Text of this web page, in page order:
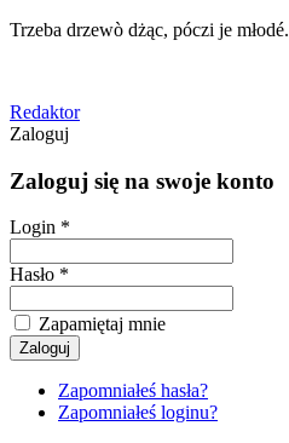
Trzeba drzewò dżąc, póczi je młodé.
Redaktor
Zaloguj
Zaloguj się na swoje konto
Login *
Hasło *
Zapamiętaj mnie
Zapomniałeś hasła?
Zapomniałeś loginu?